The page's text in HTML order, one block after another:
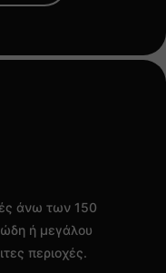
άνω των 150
ή μεγάλου
περιοχές.